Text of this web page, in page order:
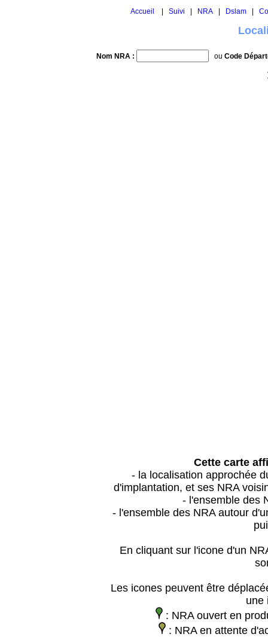
Accueil Suivi NRA Dslam
Nom NRA : ou Code
Cette carte
- la localisation approchée
d'implantation, et ses NRA
- l'ensemble des
- l'ensemble des NRA autour
En cliquant sur l'icone d'un
Les icones peuvent être
une
: NRA ouvert en
: NRA en attente